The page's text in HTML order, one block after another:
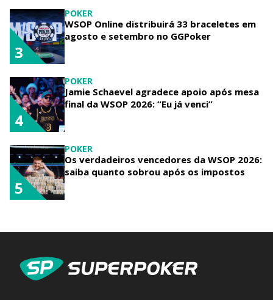
POKER
WSOP Online distribuirá 33 braceletes em
agosto e setembro no GGPoker
3
POKER
Jamie Schaevel agradece apoio após mesa
final da WSOP 2026: “Eu já venci”
4
POKER
Os verdadeiros vencedores da WSOP 2026:
saiba quanto sobrou após os impostos
5